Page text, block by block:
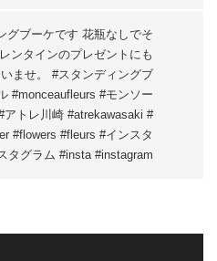
グブーケです 花瓶なしでそ
ンタインのプレゼントにも
ませ。 #スタンディングブ
#monceaufleurs #モンソー
トレ川崎 #atrekawasaki #
#flowers #fleurs #インスタ
タグラム #insta #instagram